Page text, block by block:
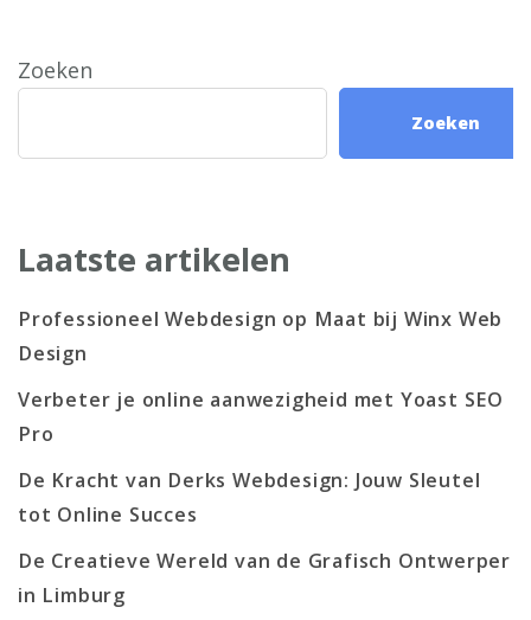
Zoeken
Zoeken
Laatste artikelen
Professioneel Webdesign op Maat bij Winx Web
Design
Verbeter je online aanwezigheid met Yoast SEO
Pro
De Kracht van Derks Webdesign: Jouw Sleutel
tot Online Succes
De Creatieve Wereld van de Grafisch Ontwerper
in Limburg